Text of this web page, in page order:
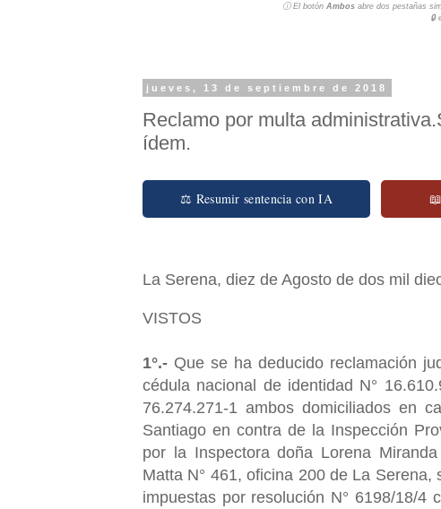
ⓘ El botón Ambosabre dos pestañas
🔒
jueves, 13 de septiembre de 2018
Reclamo por multa
ídem.
⚖ Resumir sentencia con IA
La Serena, diez de Agosto de dos mil
VISTOS
1°.- Que se ha deducido reclamación
cédula nacional de identidad N°
76.274.271-1 ambos domiciliados en
Santiago en contra de la Inspección
por la Inspectora doña Lorena
Matta N° 461, oficina 200 de La
impuestas por resolución N° 6198/18/